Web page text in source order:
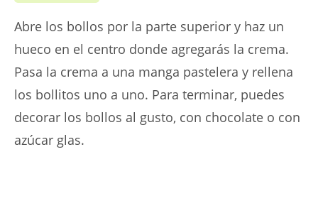
Abre los bollos por la parte superior y haz un
hueco en el centro donde agregarás la crema.
Pasa la crema a una manga pastelera y rellena
los bollitos uno a uno. Para terminar, puedes
decorar los bollos al gusto, con chocolate o con
azúcar glas.